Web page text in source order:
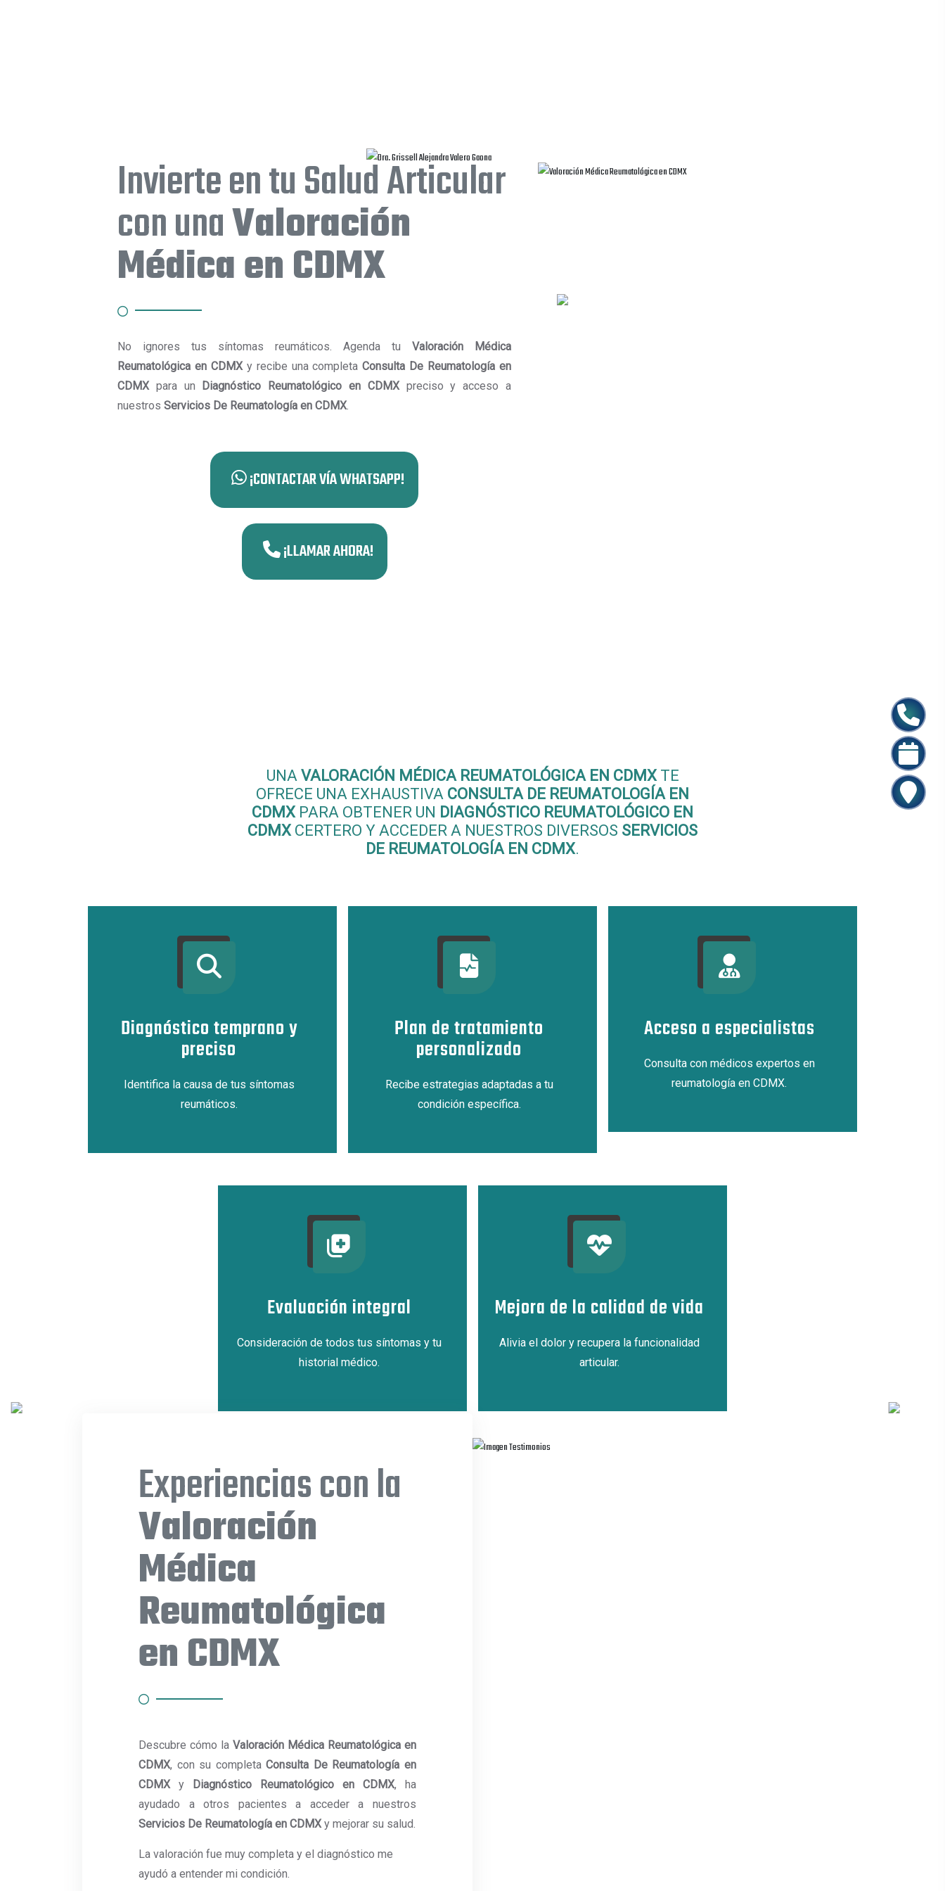
Invierte en tu Salud Articular
con unaValoración
Médica en CDMX
No ignores tus síntomas reumáticos. Agenda tu Valoración Médica
Reumatológica en CDMXy recibe una completaConsulta De Reumatología en
CDMXpara un Diagnóstico Reumatológico en CDMXpreciso y acceso a
nuestros Servicios De Reumatología en CDMX.
¡CONTACTAR VÍA WHATSAPP!
¡LLAMAR AHORA!
UNA VALORACIÓN MÉDICA REUMATOLÓGICA EN CDMXTE
OFRECE UNA EXHAUSTIVA CONSULTA DE REUMATOLOGÍA EN
CDMXPARA OBTENER UN DIAGNÓSTICO REUMATOLÓGICO EN
CDMXCERTERO Y ACCEDER A NUESTROS DIVERSOS SERVICIOS
DE REUMATOLOGÍA EN CDMX.
Diagnóstico temprano y
preciso
Identifica la causa de tus síntomas
reumáticos.
Plan de tratamiento
personalizado
Recibe estrategias adaptadas a tu
condición específica.
Acceso a especialistas
Consulta con médicos expertos en
reumatología en CDMX.
Evaluación integral
Consideración de todos tus síntomas y tu
historial médico.
Mejora de la calidad de vida
Alivia el dolor y recupera la funcionalidad
articular.
Experiencias con la
Valoración
Médica
Reumatológica
en CDMX
Descubre cómo la Valoración Médica Reumatológica en
CDMX, con su completaConsulta De Reumatología en
CDMXy Diagnóstico Reumatológico en CDMX, ha
ayudado a otros pacientes a acceder a nuestros
Servicios De Reumatología en CDMXy mejorar su salud.
La valoración fue muy completa y el diagnóstico me
ayudó a entender mi condición.